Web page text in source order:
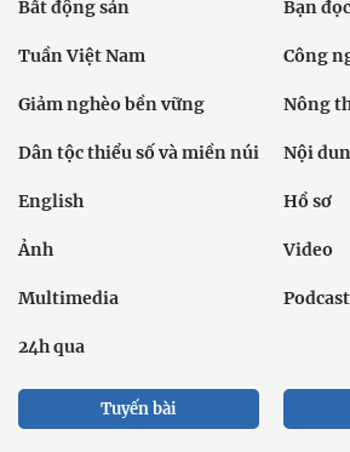
Bất động sản Bạn đọc
Tuần Việt Nam Công
Giảm nghèo bền vững Nông
Dân tộc thiểu số và miền núi Nội
English Hồ sơ
Ảnh Video
Multimedia Podcast
24h qua
Tuyến bài